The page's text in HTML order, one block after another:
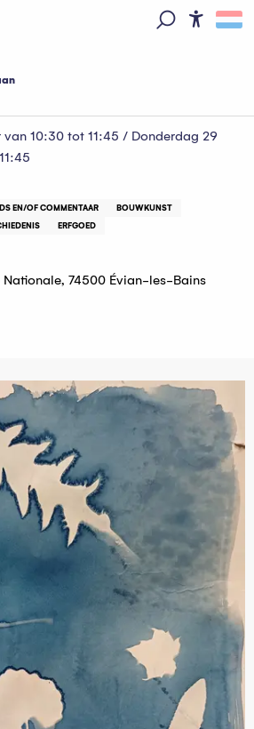
10:30 tot 11:45 / Donderdag 29
EN/OF COMMENTAAR
BOUWKUNST
ERFGOED
Nationale, 74500 Évian-les-Bains